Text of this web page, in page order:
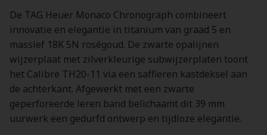
De TAG Heuer Monaco Chronograph combineert
innovatie en elegantie in titanium van graad 5 en
massief 18K 5N roségoud. De zwarte opalijnen
wijzerplaat met zilverkleurige subwijzerplaten toont
het Calibre TH20-11 via een saffieren kastdeksel aan
de achterkant. Afgewerkt met een zwarte
geperforeerde leren band belichaamt dit 39 mm
uurwerk een gedurfd ontwerp en tijdloze elegantie.